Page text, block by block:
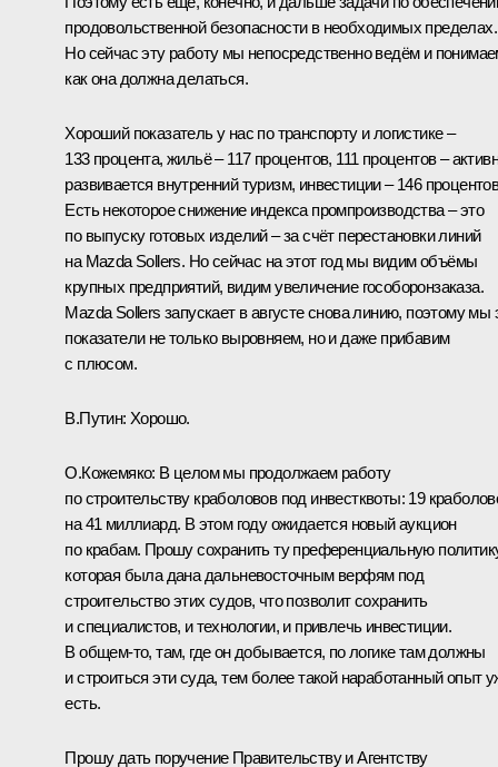
продовольственной безопасности в необходимых пределах.
Но сейчас эту работу мы непосредственно ведём и
как она должна делаться.
Хороший показатель у нас по транспорту и логистике –
133 процента, жильё – 117 процентов, 111 процентов –
развивается внутренний туризм, инвестиции – 146
Есть некоторое снижение индекса промпроизводства – это
по выпуску готовых изделий – за счёт перестановки линий
на Mazda Sollers. Но сейчас на этот год мы видим объёмы
крупных предприятий, видим увеличение гособоронзаказа.
Mazda Sollers запускает в августе снова линию, поэтому мы
показатели не только выровняем, но и даже прибавим
с плюсом.
В.Путин: Хорошо.
О.Кожемяко: В целом мы продолжаем работу
по строительству краболовов под инвестквоты: 19
на 41 миллиард. В этом году ожидается новый аукцион
по крабам. Прошу сохранить ту преференциальную
которая была дана дальневосточным верфям под
строительство этих судов, что позволит сохранить
и специалистов, и технологии, и привлечь инвестиции.
В общем-то, там, где он добывается, по логике там должны
и строиться эти суда, тем более такой наработанный опыт
есть.
Прошу дать поручение Правительству и Агентству